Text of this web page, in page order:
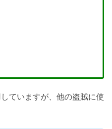
ていますが、他の盗賊に使